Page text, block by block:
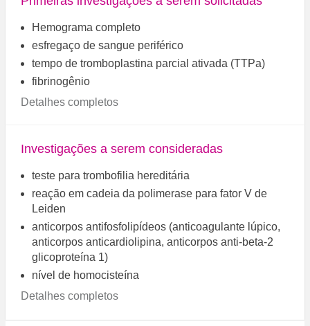
Hemograma completo
esfregaço de sangue periférico
tempo de tromboplastina parcial ativada (TTPa)
fibrinogênio
Detalhes completos
Investigações a serem consideradas
teste para trombofilia hereditária
reação em cadeia da polimerase para fator V de
Leiden
anticorpos antifosfolipídeos (anticoagulante lúpico,
anticorpos anticardiolipina, anticorpos anti-beta-2
glicoproteína 1)
nível de homocisteína
Detalhes completos